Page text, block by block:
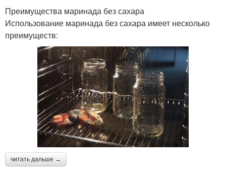
Преимущества маринада без сахара
Использование маринада без сахара имеет несколько
преимуществ:
читать дальше →